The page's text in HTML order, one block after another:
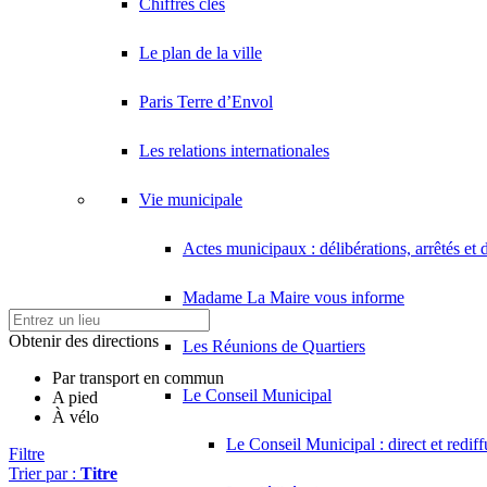
Chiffres clés
Le plan de la ville
Paris Terre d’Envol
Les relations internationales
Vie municipale
Actes municipaux : délibérations, arrêtés et
Madame La Maire vous informe
Les Réunions de Quartiers
Le Conseil Municipal
Le Conseil Municipal : direct et
Obtenir des directions
Par transport en commun
A pied
À vélo
Filtre
Trier par : Titre